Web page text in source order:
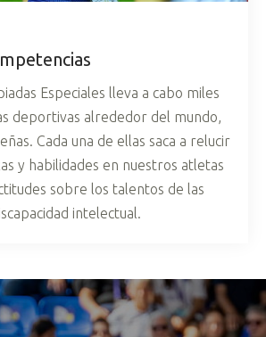
Especiales lleva a cabo miles
deportivas alrededor del mundo,
Cada una de ellas saca a relucir
y habilidades en nuestros atletas
sobre los talentos de las
intelectual.